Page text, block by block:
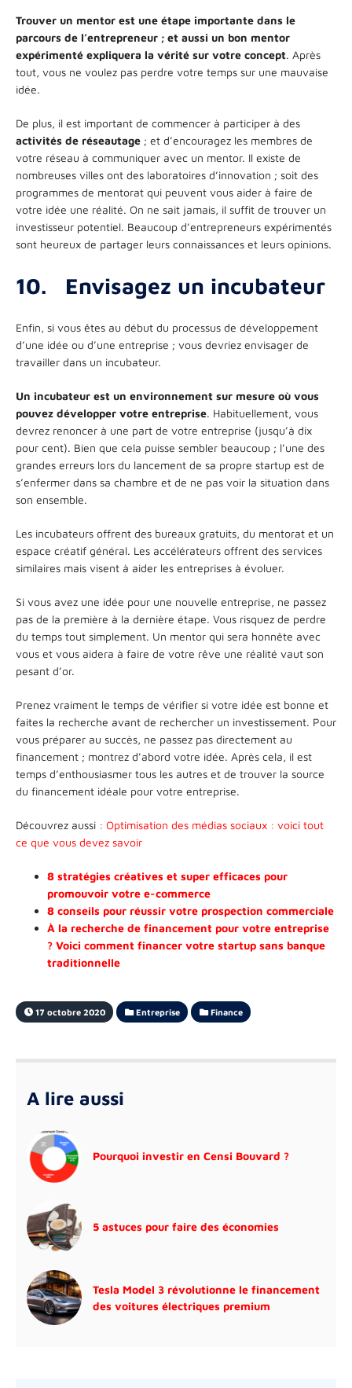
Trouver un mentor est une étape importante dans le
parcours de l’entrepreneur ; et aussi un bon mentor
expérimenté expliquera la vérité sur votre concept. Après
tout, vous ne voulez pas perdre votre temps sur une mauvaise
idée.
De plus, il est important de commencer à participer à des
activités de réseautage ; et d’encouragez les membres de
votre réseau à communiquer avec un mentor. Il existe de
nombreuses villes ont des laboratoires d’innovation ; soit des
programmes de mentorat qui peuvent vous aider à faire de
votre idée une réalité. On ne sait jamais, il suffit de trouver un
investisseur potentiel. Beaucoup d’entrepreneurs expérimentés
sont heureux de partager leurs connaissances et leurs opinions.
10. Envisagez un incubateur
Enfin, si vous êtes au début du processus de développement
d’une idée ou d’une entreprise ; vous devriez envisager de
travailler dans un incubateur.
Un incubateur est un environnement sur mesure où vous
pouvez développer votre entreprise. Habituellement, vous
devrez renoncer à une part de votre entreprise (jusqu’à dix
pour cent). Bien que cela puisse sembler beaucoup ; l’une des
grandes erreurs lors du lancement de sa propre startup est de
s’enfermer dans sa chambre et de ne pas voir la situation dans
son ensemble.
Les incubateurs offrent des bureaux gratuits, du mentorat et un
espace créatif général. Les accélérateurs offrent des services
similaires mais visent à aider les entreprises à évoluer.
Si vous avez une idée pour une nouvelle entreprise, ne passez
pas de la première à la dernière étape. Vous risquez de perdre
du temps tout simplement. Un mentor qui sera honnête avec
vous et vous aidera à faire de votre rêve une réalité vaut son
pesant d’or.
Prenez vraiment le temps de vérifier si votre idée est bonne et
faites la recherche avant de rechercher un investissement. Pour
vous préparer au succès, ne passez pas directement au
financement ; montrez d’abord votre idée. Après cela, il est
temps d’enthousiasmer tous les autres et de trouver la source
du financement idéale pour votre entreprise.
Découvrez aussi : Optimisation des médias sociaux : voici tout
ce que vous devez savoir
8 stratégies créatives et super efficaces pour
promouvoir votre e-commerce
8 conseils pour réussir votre prospection commerciale
À la recherche de financement pour votre entreprise
? Voici comment financer votre startup sans banque
traditionnelle
17 octobre 2020 Entreprise Finance
A lire aussi
Pourquoi investir en Censi Bouvard ?
5 astuces pour faire des économies
Tesla Model 3 révolutionne le financement
des voitures électriques premium